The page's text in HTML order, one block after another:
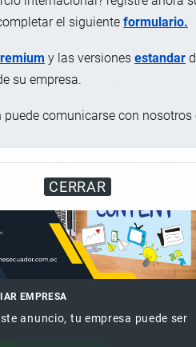
el siguiente formulario.
y las versiones estandar
su empresa.
comunicarse con nosotros
CERRAR
aprendiendo de manera
EMPRESA
anuncio, tu empresa puede ser